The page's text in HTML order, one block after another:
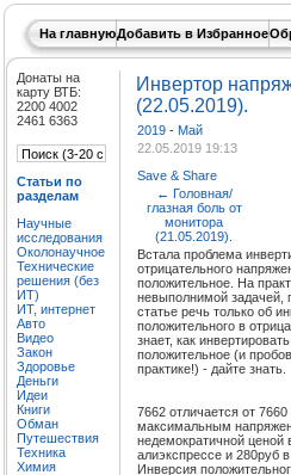
На главнуюДобавить в Избранное
Донаты на
карту ВТБ:
2200 4002
2461 6363
Статьи по
разделам
Научные
исследования
Околонаучное
Технические
решения (без
ИТ)
ИТ, интернет
Авто
Видео
Закон
Здоровье
Деньги
Идеи
Книги
Обман
Путешествия
Техника
Химия
Инвертор
(22.05.2019).
2019 - Май
22.05.2019 19:13
Save & Share
← Головная/
глазная боль от
монитора
(21.05.2019).
Встала проблема
отрицательного
положительное. На
невыполнимой задачей,
статье речь только об
положительного в
знает, как
положительное (и
практике!) - дайте знать.
7662 отличается от
максимальным
недемократичной ценой
алиэкспрессе и 280руб в
Инверсия